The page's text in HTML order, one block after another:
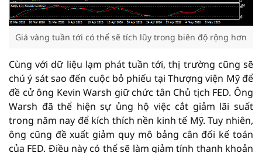
Giá vàng tuần tới có thể sẽ tích lũy trong biên độ rộng hơn
Cùng với dữ liệu lạm phát tuần tới, thị trường cũng sẽ
chú ý sát sao đến cuộc bỏ phiếu tại Thượng viện Mỹ để
đề cử ông Kevin Warsh giữ chức tân Chủ tịch FED. Ông
Warsh đã thể hiện sự ủng hộ việc cắt giảm lãi suất
trong năm nay để kích thích nền kinh tế Mỹ. Tuy nhiên,
ông cũng đề xuất giảm quy mô bảng cân đối kế toán
của FED. Điều này có thể sẽ làm giảm tính thanh khoản